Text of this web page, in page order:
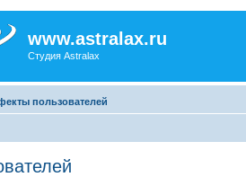
www.astralax.ru
Студия Astralax
пользователей